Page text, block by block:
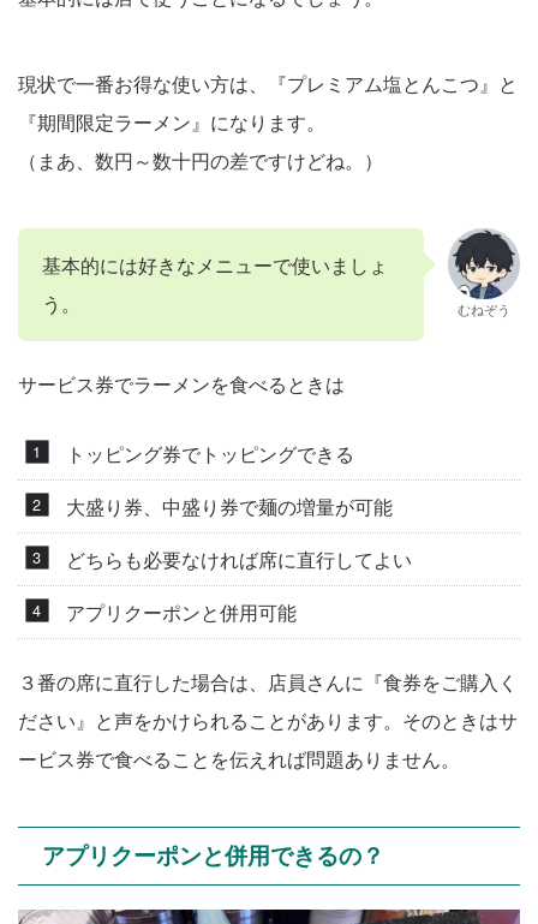
現状で一番お得な使い方は、『プレミアム塩とんこつ』と
『期間限定ラーメン』になります。
（まあ、数円～数十円の差ですけどね。）
基本的には好きなメニューで使いましょ
う。
むねぞう
サービス券でラーメンを食べるときは
トッピング券でトッピングできる
大盛り券、中盛り券で麺の増量が可能
どちらも必要なければ席に直行してよい
アプリクーポンと併用可能
３番の席に直行した場合は、店員さんに『食券をご購入く
ださい』と声をかけられることがあります。そのときはサ
ービス券で食べることを伝えれば問題ありません。
アプリクーポンと併用できるの？